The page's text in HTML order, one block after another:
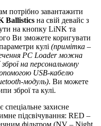
потрібно завантажити
Ballistics на свій девайс з
на кнопку LiNK та
Ви зможете коригувати
кулі (примітка –
PC Loader можна
на персональному
USB-кабелю
модуль). Ви можете
зброї та кулі.
спеціальне захисне
підсвічування: RED –